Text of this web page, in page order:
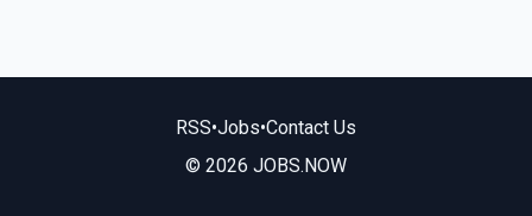
RSS•Jobs•Contact Us
© 2026 JOBS.NOW